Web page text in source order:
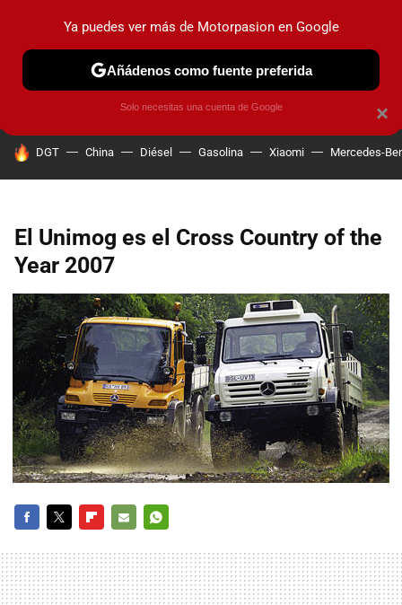
PRUEBAS COCHES ELÉCTRICOS OBSERVATORIO
HOY SE HABLA DE
DGT China Diésel Gasolina Xiaomi Mercedes-
El Unimog es el Cross Country of the
Year 2007
MAIL
×
Ya puedes ver más de Motorpasion en Google
Añádenos como fuente preferida
Solo necesitas una cuenta de Google